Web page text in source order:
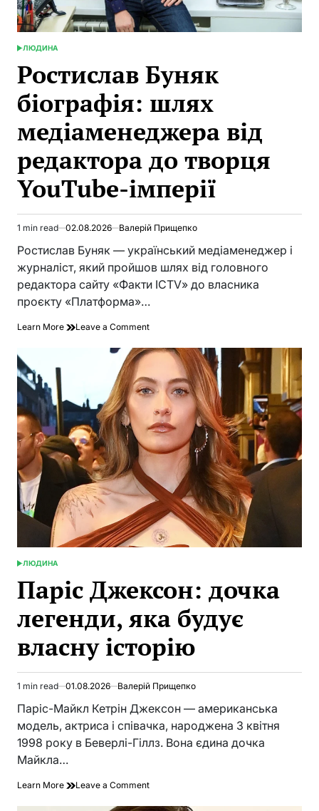
POSTED
ЛЮДИНА
Ростислав Буняк
біографія: шлях
медіаменеджера від
редактора до творця
YouTube-імперії
Estimated
read
time
1 min read 02.08.2026 Валерій Прищепко
Ростислав Буняк — український медіаменеджер і
журналіст, який пройшов шлях від головного
редактора сайту «Факти ICTV» до власника
проєкту «Платформа»…
Learn More Leave a Commenton
Буняк
біографія:
шлях
медіаменеджера
редактора
до
творця
YouTube-
POSTED
ЛЮДИНА
Паріс Джексон: дочка
легенди, яка будує
власну історію
Estimated
read
time
1 min read 01.08.2026 Валерій Прищепко
Паріс-Майкл Кетрін Джексон — американська
модель, актриса і співачка, народжена 3 квітня
1998 року в Беверлі-Гіллз. Вона єдина дочка
Майкла…
Learn More Leave a Commenton